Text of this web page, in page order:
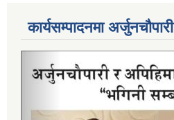
कार्यसम्पादनमा अर्जुनचौपारी